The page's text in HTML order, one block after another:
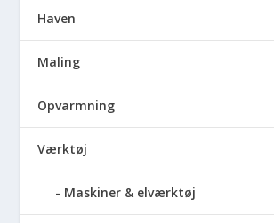
Haven
Maling
Opvarmning
Værktøj
Maskiner & elværktøj